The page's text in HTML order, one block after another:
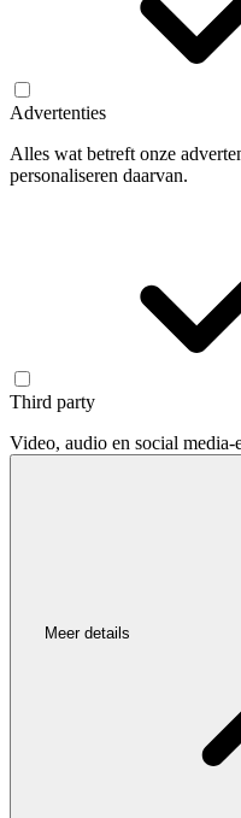
Advertenties
Alles wat betreft onze
personaliseren daarvan.
Third party
Video, audio en social media-
Meer details